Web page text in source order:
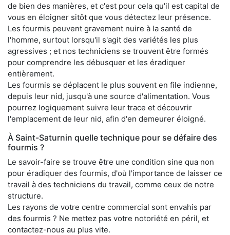
de bien des manières, et c'est pour cela qu'il est capital de
vous en éloigner sitôt que vous détectez leur présence.
Les fourmis peuvent gravement nuire à la santé de
l'homme, surtout lorsqu'il s'agit des variétés les plus
agressives ; et nos techniciens se trouvent être formés
pour comprendre les débusquer et les éradiquer
entièrement.
Les fourmis se déplacent le plus souvent en file indienne,
depuis leur nid, jusqu'à une source d'alimentation. Vous
pourrez logiquement suivre leur trace et découvrir
l'emplacement de leur nid, afin d'en demeurer éloigné.
À Saint-Saturnin quelle technique pour se défaire des
fourmis ?
Le savoir-faire se trouve être une condition sine qua non
pour éradiquer des fourmis, d'où l'importance de laisser ce
travail à des techniciens du travail, comme ceux de notre
structure.
Les rayons de votre centre commercial sont envahis par
des fourmis ? Ne mettez pas votre notoriété en péril, et
contactez-nous au plus vite.